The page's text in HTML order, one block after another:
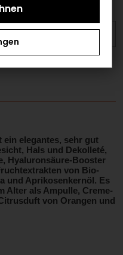
ein elegantes, sehr gut
Hals und Dekolleté,
Hyaluronsäure-Booster
von Bio-
und Aprikosenkernöl. Es
Alter als Ampulle, Creme-
von Orangen und